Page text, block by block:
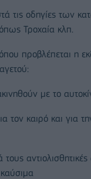
τις οδηγίες των
Τροχαία κλπ.
προβλέπεται η
με το
τον καιρό και για
αντιολισθητικές